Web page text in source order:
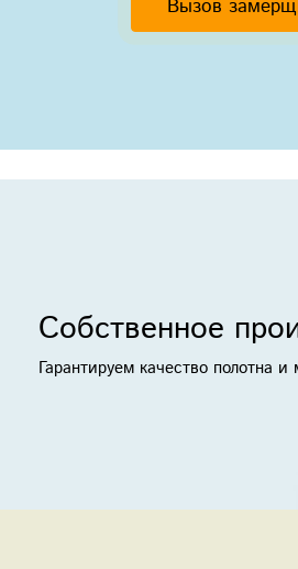
Вызов
Собственное
Гарантируем качество полотна